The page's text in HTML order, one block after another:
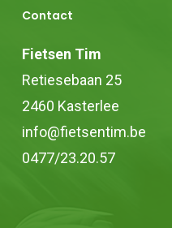
Contact
Fietsen Tim
Retiesebaan 25
2460 Kasterlee
info@fietsentim.be
0477/23.20.57